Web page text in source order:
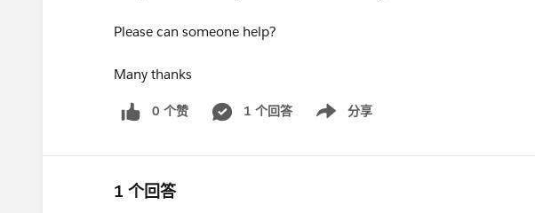
Please can someone help?
Many thanks
0 个赞 1 个回答 分享
Show menu
1 个回答